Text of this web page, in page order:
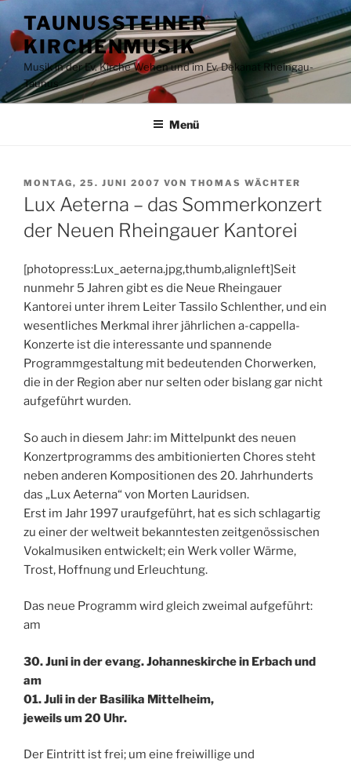
Inhalt
springen
TAUNUSSTEINER
KIRCHENMUSIK
Musik in der Ev. Kirche Wehen und im Ev. Dekanat Rheingau-
Taunus
Menü
VERÖFFENTLICHT
AM
MONTAG, 25. JUNI 2007 VON THOMAS WÄCHTER
Lux Aeterna – das Sommerkonzert
der Neuen Rheingauer Kantorei
[photopress:Lux_aeterna.jpg,thumb,alignleft]Seit
nunmehr 5 Jahren gibt es die Neue Rheingauer
Kantorei unter ihrem Leiter Tassilo Schlenther, und ein
wesentliches Merkmal ihrer jährlichen a-cappella-
Konzerte ist die interessante und spannende
Programmgestaltung mit bedeutenden Chorwerken,
die in der Region aber nur selten oder bislang gar nicht
aufgeführt wurden.
So auch in diesem Jahr: im Mittelpunkt des neuen
Konzertprogramms des ambitionierten Chores steht
neben anderen Kompositionen des 20. Jahrhunderts
das „Lux Aeterna“ von Morten Lauridsen.
Erst im Jahr 1997 uraufgeführt, hat es sich schlagartig
zu einer der weltweit bekanntesten zeitgenössischen
Vokalmusiken entwickelt; ein Werk voller Wärme,
Trost, Hoffnung und Erleuchtung.
Das neue Programm wird gleich zweimal aufgeführt:
am
30. Juni in der evang. Johanneskirche in Erbach und
am
01. Juli in der Basilika Mittelheim,
jeweils um 20 Uhr.
Der Eintritt ist frei; um eine freiwillige und